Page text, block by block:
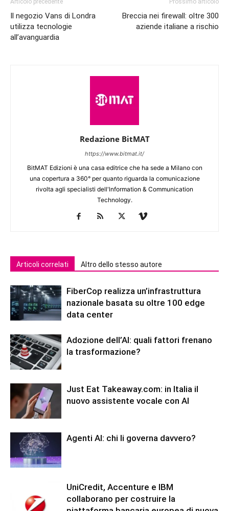
Articolo precedente
Il negozio Vans di Londra
utilizza tecnologie
all’avanguardia
Prossimo articolo
Breccia nei firewall: oltre 300
aziende italiane a rischio
Redazione BitMAT
https://www.bitmat.it/
BitMAT Edizioni è una casa editrice che ha sede a Milano con
una copertura a 360° per quanto riguarda la comunicazione
rivolta agli specialisti dell'lnformation & Communication
Technology.
Articoli correlati Altro dello stesso autore
FiberCop realizza un’infrastruttura
nazionale basata su oltre 100 edge
data center
Adozione dell’AI: quali fattori frenano
la trasformazione?
Just Eat Takeaway.com: in Italia il
nuovo assistente vocale con AI
Agenti AI: chi li governa davvero?
UniCredit, Accenture e IBM
collaborano per costruire la